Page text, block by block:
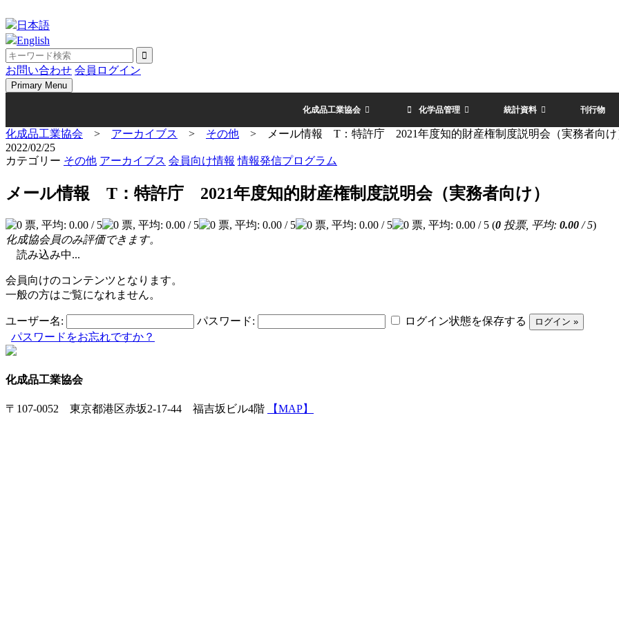
to
content
日本語
English
お問い合わせ 会員ログイン
Primary Menu
化成品工業協会 化学品管理 統計資料 刊行物
化成品工業協会 > アーカイブス > その他 >
メール情報 T：特許庁 2021年度知的財産権制度説明会（実務者向け
2022/02/25
カテゴリー その他 アーカイブス 会員向け情報 情報発信プログラム
メール情報 T：特許庁 2021年度知的財産権制度説明会（実務者向け）
(0 投票, 平均: 0.00 / 5)
化成協会員のみ評価できます。
読み込み中...
会員向けのコンテンツとなります。
一般の方はご覧になれません。
ユーザー名: パスワード:
ログイン状態を保存する
パスワードをお忘れですか？
化成品工業協会
〒107-0052 東京都港区赤坂2-17-44 福吉坂ビル4階 【MAP】